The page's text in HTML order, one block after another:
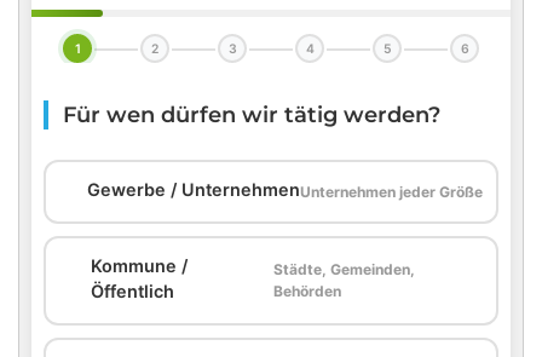
1 2 3 4 5 6
Für wen dürfen wir tätig werden?
Gewerbe / UnternehmenUnternehmen jeder Größe
Kommune /
Öffentlich
Städte, Gemeinden,
Behörden